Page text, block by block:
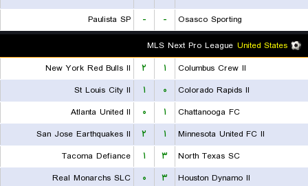
Osasco Sporting
-
-
Paulista SP
United States
MLS Next Pro League
Columbus Crew II
۱ ۲
New York Red Bulls II
Colorado Rapids II
۰ ۱
St Louis City II
Chattanooga FC
۱ ۰
Atlanta United II
Minnesota United FC II
۱ ۲
San Jose Earthquakes II
North Texas SC
۳ ۱
Tacoma Defiance
Houston Dynamo II
۳ ۰
Real Monarchs SLC